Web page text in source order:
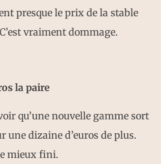
presque le prix de la stable
vraiment dommage.
la paire
qu’une nouvelle gamme sort
une dizaine d’euros de plus.
mieux fini.